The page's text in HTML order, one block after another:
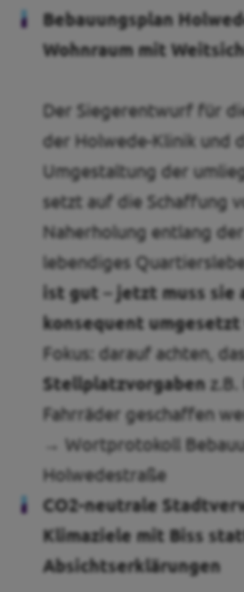
Bebauungsplan
Wohnraum mit
Der Siegerentwurf für
der Holwede-Klinik und
Umgestaltung der
setzt auf die Schaffung
Naherholung entlang
lebendiges
ist gut – jetzt muss sie
konsequent umgesetzt
Fokus: darauf achten,
Stellplatzvorgaben
Fahrräder geschaffen
→ Wortprotokoll
Holwedestraße
CO2-neutrale
Klimaziele mit Biss
Absichtserklärungen